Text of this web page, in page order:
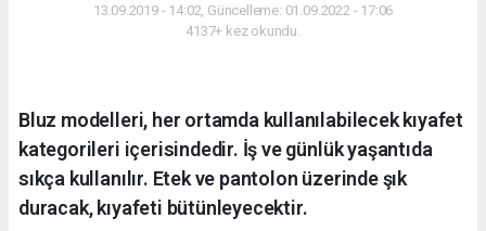
13.09.2019 - 14:02, Güncelleme: 01.09.2022 - 17:06
4137+ kez okundu.
Bluz modelleri, her ortamda kullanılabilecek kıyafet
kategorileri içerisindedir. İş ve günlük yaşantıda
sıkça kullanılır. Etek ve pantolon üzerinde şık
duracak, kıyafeti bütünleyecektir.